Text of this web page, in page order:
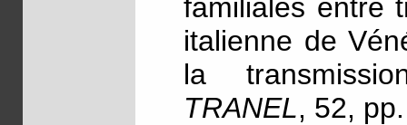
familiales entre
italienne de
la
TRANEL, 52,